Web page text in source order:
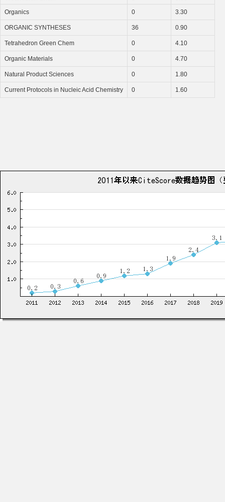
Organics 0 3.30
ORGANIC SYNTHESES 36 0.90
Tetrahedron Green Chem 0 4.10
Organic Materials 0 4.70
Natural Product Sciences 0 1.80
Current Protocols in Nucleic Acid Chemistry 0 1.60